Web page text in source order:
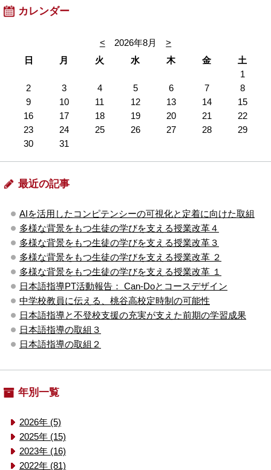
カレンダー
< 2026年8月
>
日
月 火 水 木 金
土
1
2
3 4 5 6 7
8
9
10 11 12 13 14
15
16
17 18 19 20 21
22
23
24 25 26 27 28
29
30
31
最近の記事
AIを活用したコンピテンシーの可視化と定着に向けた取組
多様な背景をもつ生徒の学びを支える授業改革４
多様な背景をもつ生徒の学びを支える授業改革３
多様な背景をもつ生徒の学びを支える授業改革 ２
多様な背景をもつ生徒の学びを支える授業改革 １
日本語指導PT活動報告： Can-Doとコースデザイン
中学校教員に伝える、桃谷高校定時制の可能性
日本語指導と不登校支援の充実が支えた前期の学習成果
日本語指導の取組３
日本語指導の取組２
年別一覧
2026年 (5)
2025年 (15)
2023年 (16)
2022年 (81)